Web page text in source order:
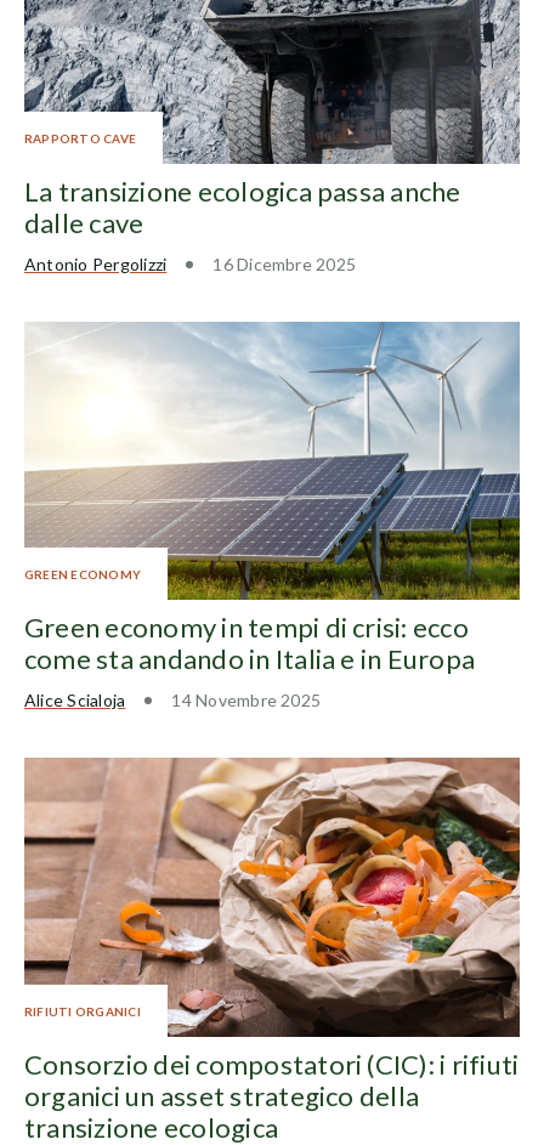
RAPPORTO CAVE
La transizione ecologica passa anche
dalle cave
Antonio Pergolizzi 16 Dicembre 2025
GREEN ECONOMY
Green economy in tempi di crisi: ecco
come sta andando in Italia e in Europa
Alice Scialoja 14 Novembre 2025
RIFIUTI ORGANICI
Consorzio dei compostatori (CIC): i rifiuti
organici un asset strategico della
transizione ecologica